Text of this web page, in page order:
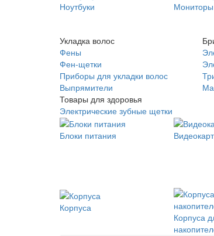
Ноутбуки Мониторы
Укладка волос
Фены
Фен-щетки
Приборы для укладки волос
Выпрямители
Товары для здоровья
Электрические зубные щетки
Блоки питания
Корпуса
Корпуса